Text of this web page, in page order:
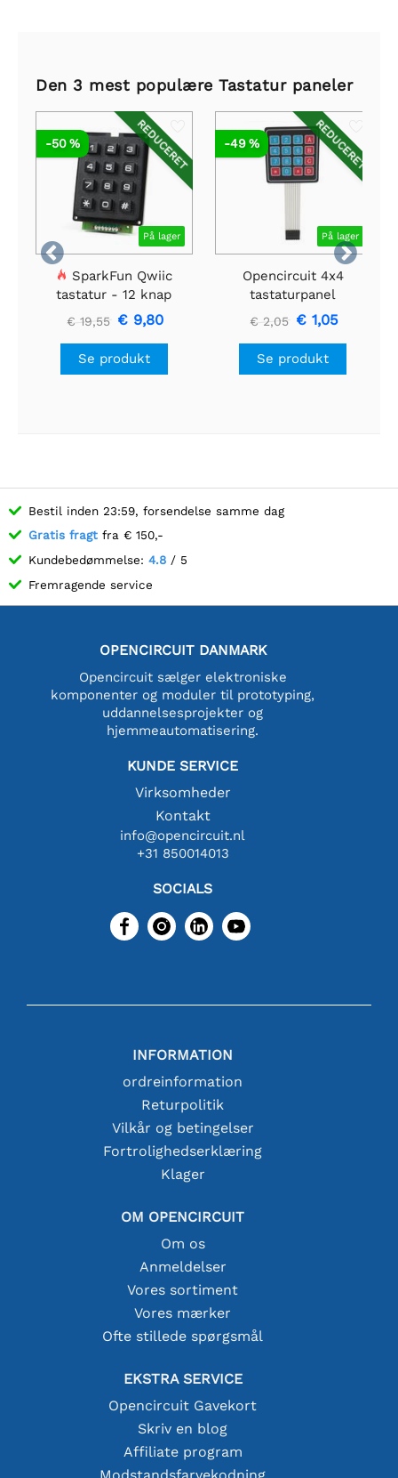
Den 3 mest populære Tastatur paneler


REDUCERET
På lager
-50 %
SparkFun Qwiic
tastatur - 12 knap
€ 19,55 € 9,80
Se produkt
REDUCERET
På lager
-49 %
Opencircuit 4x4
tastaturpanel
€ 2,05 € 1,05
Se produkt
Bestil inden 23:59, forsendelse samme dag
Gratis fragt fra € 150,-
Kundebedømmelse: 4.8 / 5
Fremragende service
OPENCIRCUIT DANMARK
Opencircuit sælger elektroniske
komponenter og moduler til prototyping,
uddannelsesprojekter og
hjemmeautomatisering.
KUNDE SERVICE
Virksomheder
Kontakt
info@opencircuit.nl
+31 850014013
SOCIALS
INFORMATION
ordreinformation
Returpolitik
Vilkår og betingelser
Fortrolighedserklæring
Klager
OM OPENCIRCUIT
Om os
Anmeldelser
Vores sortiment
Vores mærker
Ofte stillede spørgsmål
EKSTRA SERVICE
Opencircuit Gavekort
Skriv en blog
Affiliate program
Modstandsfarvekodning